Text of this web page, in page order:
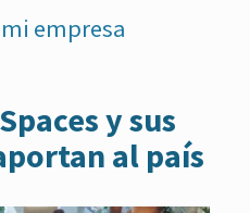
empresa
y sus
al país